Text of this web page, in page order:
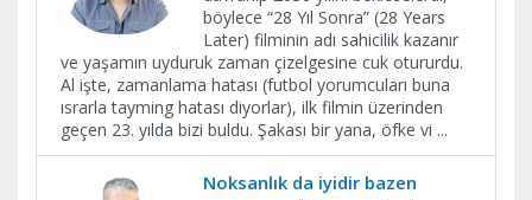
böylece “28 Yıl Sonra” (28 Years
Later) filminin adı sahicilik kazanır
ve yaşamın uyduruk zaman çizelgesine cuk otururdu.
Al işte, zamanlama hatası (futbol yorumcuları buna
ısrarla tayming hatası diyorlar), ilk filmin üzerinden
geçen 23. yılda bizi buldu. Şakası bir yana, öfke vi ...
Noksanlık da iyidir bazen